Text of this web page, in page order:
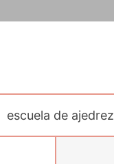
escuela de ajedrez